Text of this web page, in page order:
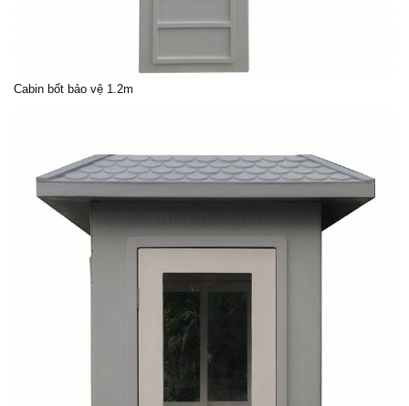
Cabin bốt bảo vệ 1.2m